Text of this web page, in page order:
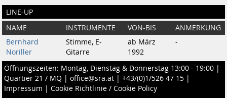
LINE-UP
NAME INSTRUMENTE VON-BIS
ANMERKUNG
Bernhard
Noriller
Stimme, E-
Gitarre
ab März
1992
-
Öffnungszeiten: Montag, Dienstag & Donnerstag 13:00 - 19:00 |
Quartier 21 / MQ | office@sra.at | +43/(0)1/526 47 15 |
Impressum | Cookie Richtlinie / Cookie Policy